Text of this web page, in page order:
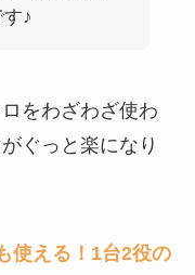
♪
をわざわざ使わ
ぐっと楽になり
使える！1台2役の